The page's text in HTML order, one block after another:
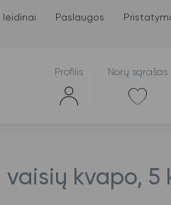
leidinai Paslaugos
Profilis Norų sąrašas
kvapo, 5